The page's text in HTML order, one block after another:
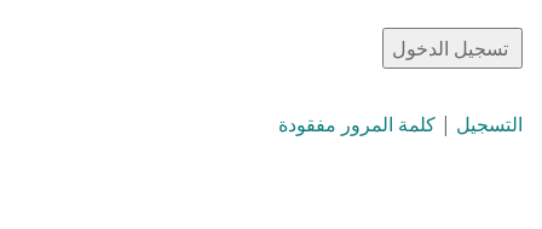
التسجيل | كلمة المرور مفقودة